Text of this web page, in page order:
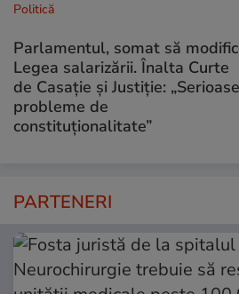
Politică
Parlamentul, somat să
Legea salarizării. Înalta Curte
de Casație și Justiție: „Serioase
probleme de
constituționalitate”
PARTENERI